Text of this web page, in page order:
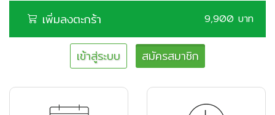
เพิ่มลงตะกร้า 9,900 บาท
เข้าสู่ระบบ สมัครสมาชิก